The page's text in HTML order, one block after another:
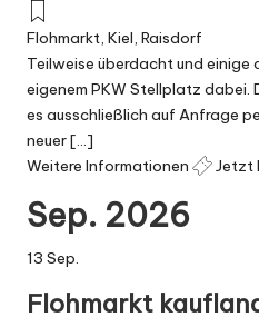
Flohmarkt, Kiel, Raisdorf
Teilweise überdacht und einige
eigenem PKW Stellplatz
es ausschließlich auf Anfrage
neuer [...]
Weitere Informationen
Jetzt
Sep. 2026
13 Sep.
Flohmarkt